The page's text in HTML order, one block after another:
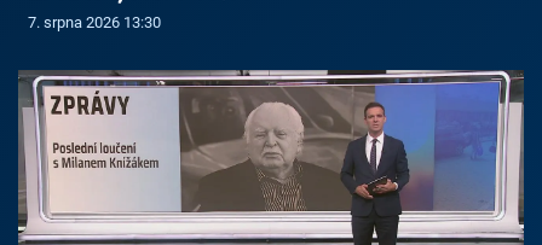
7. srpna 2026 13:30